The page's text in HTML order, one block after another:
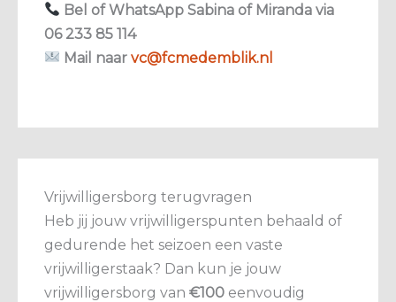
Bel of WhatsApp Sabina of Miranda via
06 233 85 114
Mail naarvc@fcmedemblik.nl
Vrijwilligersborg terugvragen
Heb jij jouw vrijwilligerspunten behaald of
gedurende het seizoen een vaste
vrijwilligerstaak? Dan kun je jouw
vrijwilligersborg van €100 eenvoudig